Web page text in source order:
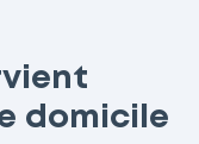
domicile